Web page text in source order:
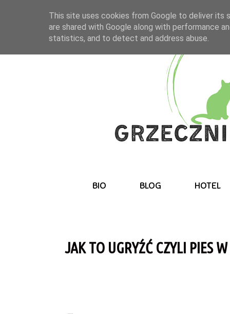
BIO BLOG HOTEL
JAK TO UGRYŹĆ CZYLI PIES
This site uses cookies from Google to deliver its
are shared with Google along with performance
statistics, and to detect and address abuse.